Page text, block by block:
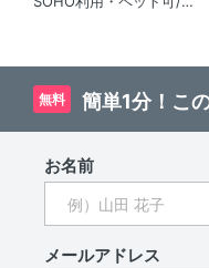
無料 簡単1分！こ
お名前
メールアドレス